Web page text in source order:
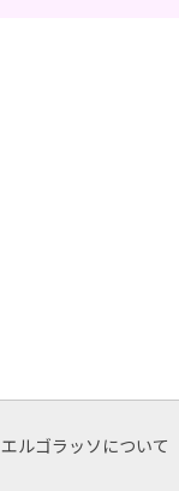
エルゴラッソについて